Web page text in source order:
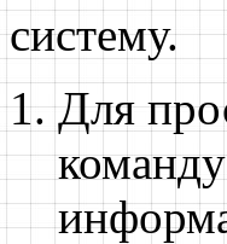
систему.
Для